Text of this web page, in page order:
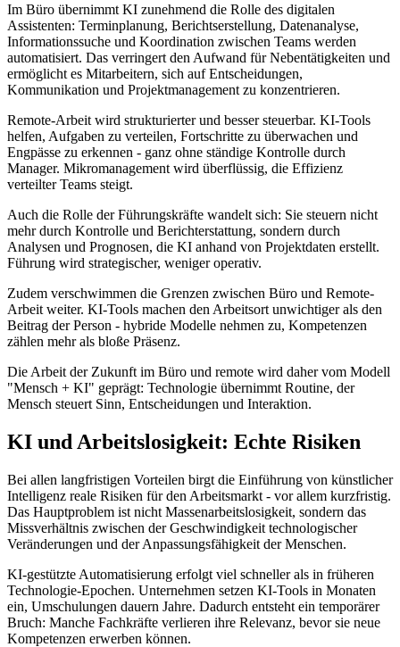
Im Büro übernimmt KI zunehmend die Rolle des digitalen
Assistenten: Terminplanung, Berichtserstellung, Datenanalyse,
Informationssuche und Koordination zwischen Teams werden
automatisiert. Das verringert den Aufwand für Nebentätigkeiten und
ermöglicht es Mitarbeitern, sich auf Entscheidungen,
Kommunikation und Projektmanagement zu konzentrieren.
Remote-Arbeit wird strukturierter und besser steuerbar. KI-Tools
helfen, Aufgaben zu verteilen, Fortschritte zu überwachen und
Engpässe zu erkennen - ganz ohne ständige Kontrolle durch
Manager. Mikromanagement wird überflüssig, die Effizienz
verteilter Teams steigt.
Auch die Rolle der Führungskräfte wandelt sich: Sie steuern nicht
mehr durch Kontrolle und Berichterstattung, sondern durch
Analysen und Prognosen, die KI anhand von Projektdaten erstellt.
Führung wird strategischer, weniger operativ.
Zudem verschwimmen die Grenzen zwischen Büro und Remote-
Arbeit weiter. KI-Tools machen den Arbeitsort unwichtiger als den
Beitrag der Person - hybride Modelle nehmen zu, Kompetenzen
zählen mehr als bloße Präsenz.
Die Arbeit der Zukunft im Büro und remote wird daher vom Modell
"Mensch + KI" geprägt: Technologie übernimmt Routine, der
Mensch steuert Sinn, Entscheidungen und Interaktion.
KI und Arbeitslosigkeit: Echte Risiken
Bei allen langfristigen Vorteilen birgt die Einführung von künstlicher
Intelligenz reale Risiken für den Arbeitsmarkt - vor allem kurzfristig.
Das Hauptproblem ist nicht Massenarbeitslosigkeit, sondern das
Missverhältnis zwischen der Geschwindigkeit technologischer
Veränderungen und der Anpassungsfähigkeit der Menschen.
KI-gestützte Automatisierung erfolgt viel schneller als in früheren
Technologie-Epochen. Unternehmen setzen KI-Tools in Monaten
ein, Umschulungen dauern Jahre. Dadurch entsteht ein temporärer
Bruch: Manche Fachkräfte verlieren ihre Relevanz, bevor sie neue
Kompetenzen erwerben können.